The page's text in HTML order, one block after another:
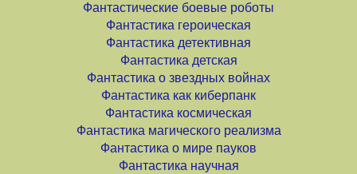
Фантастические боевые роботы
Фантастика героическая
Фантастика детективная
Фантастика детская
Фантастика о звездных войнах
Фантастика как киберпанк
Фантастика космическая
Фантастика магического реализма
Фантастика о мире пауков
Фантастика научная